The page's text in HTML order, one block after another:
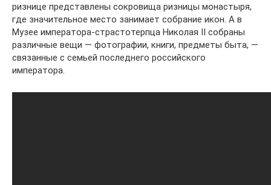
ризнице представлены сокровища ризницы монастыря,
где значительное место занимает собрание икон. А в
Музее императора-страстотерпца Николая II собраны
различные вещи — фотографии, книги, предметы быта, —
связанные с семьей последнего российского
императора.